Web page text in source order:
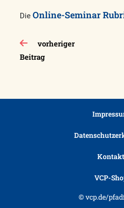
Die Online-Seminar
Beitragsnavigation
vorheriger
Beitrag
Kontakt
VCP-
© vcp.de/